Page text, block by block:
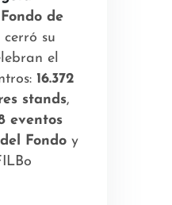
Fondo de
cerró su
el
16.372
stands,
eventos
Fondoy